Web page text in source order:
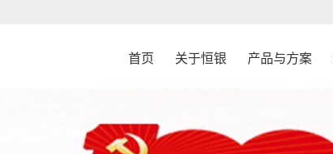
首页 关于恒银 产品与方案